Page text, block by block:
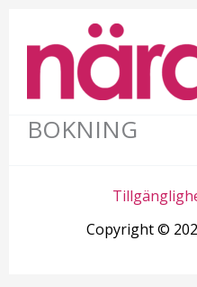
BOKNING
Copyright ©